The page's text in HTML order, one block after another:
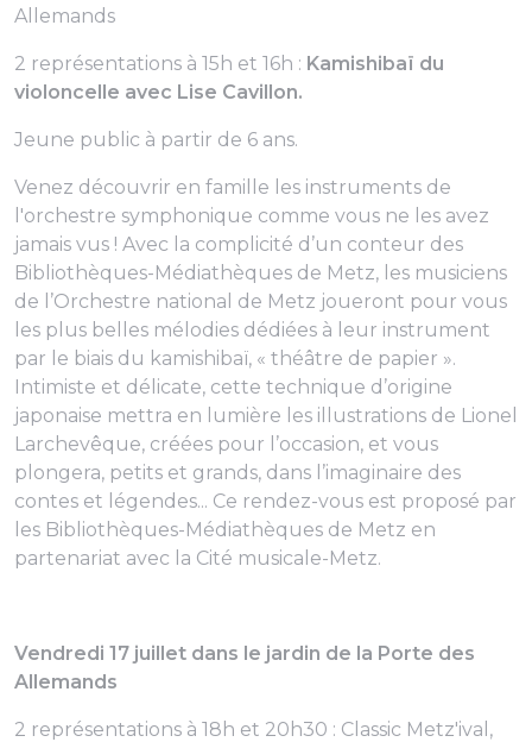
Allemands
2 représentations à 15h et 16h : Kamishibaï du
violoncelle avec Lise Cavillon.
Jeune public à partir de 6 ans.
Venez découvrir en famille les instruments de
l'orchestre symphonique comme vous ne les avez
jamais vus ! Avec la complicité d’un conteur des
Bibliothèques-Médiathèques de Metz, les musiciens
de l’Orchestre national de Metz joueront pour vous
les plus belles mélodies dédiées à leur instrument
par le biais du kamishibaï, « théâtre de papier ».
Intimiste et délicate, cette technique d’origine
japonaise mettra en lumière les illustrations de Lionel
Larchevêque, créées pour l’occasion, et vous
plongera, petits et grands, dans l’imaginaire des
contes et légendes... Ce rendez-vous est proposé par
les Bibliothèques-Médiathèques de Metz en
partenariat avec la Cité musicale-Metz.
Vendredi 17 juillet dans le jardin de la Porte des
Allemands
2 représentations à 18h et 20h30 : Classic Metz'ival,